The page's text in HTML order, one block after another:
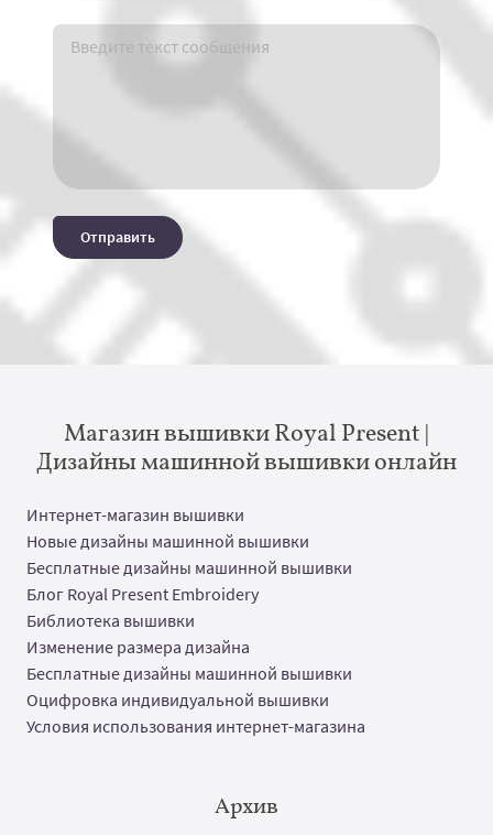
Отправить
Магазин вышивки Royal Present |
Дизайны машинной вышивки онлайн
Интернет-магазин вышивки
Новые дизайны машинной вышивки
Бесплатные дизайны машинной вышивки
Блог Royal Present Embroidery
Библиотека вышивки
Изменение размера дизайна
Бесплатные дизайны машинной вышивки
Оцифровка индивидуальной вышивки
Условия использования интернет-магазина
Архив